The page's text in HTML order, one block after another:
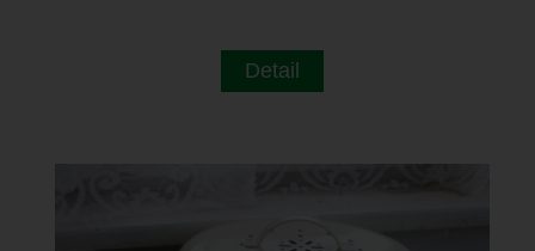
Detail